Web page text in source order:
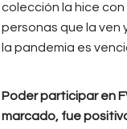
colección la hice
personas que la ven
la pandemia es
Poder participar en
marcado, fue